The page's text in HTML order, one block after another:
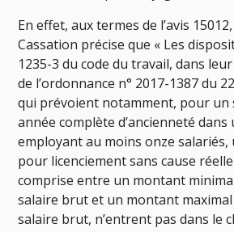
En effet, aux termes de l’avis
Cassation précise que « Les
1235-3 du code du travail, dans
de l’ordonnance n° 2017-1387 du
qui prévoient notamment, pour un
année complète d’ancienneté
employant au moins onze salariés,
pour licenciement sans cause
comprise entre un montant
salaire brut et un montant maximal
salaire brut, n’entrent pas dans le